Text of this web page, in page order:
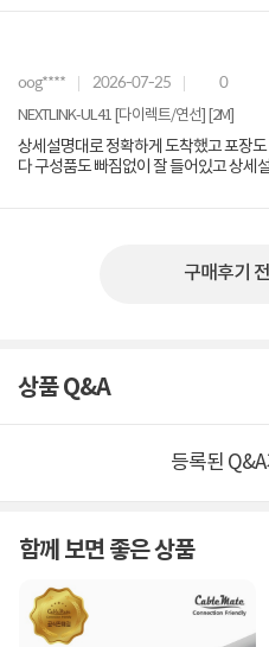
oog**** 2026-07-25 0
NEXTLINK-UL41 [다이렉트/연선] [2M]
상세설명대로 정확하게 도착했고 포장
다 구성품도 빠짐없이 잘 들어있고 상세
구매후기
상품 Q&A
등록된
함께 보면 좋은 상품